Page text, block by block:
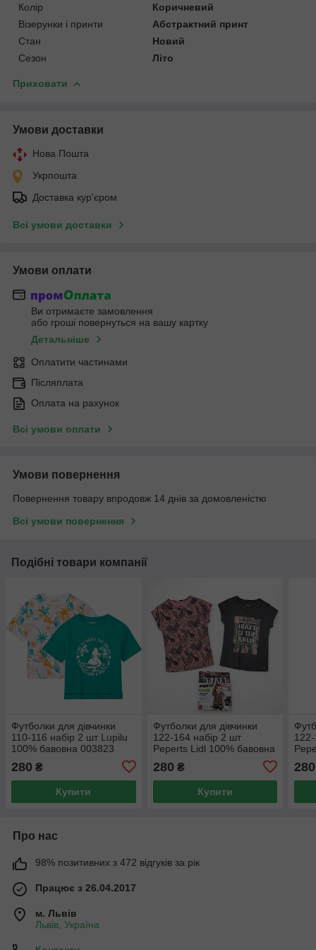
Колір
Коричневий
Візерунки і принти
Абстрактний принт
Стан
Новий
Сезон
Літо
Приховати
Умови доставки
Нова Пошта
Укрпошта
Доставка кур'єром
Всі умови доставки
Умови оплати
Ви отримаєте замовлення
або гроші повернуться на вашу картку
Детальніше
Оплатити частинами
Післяплата
Оплата на рахунок
Всі умови оплати
Умови повернення
Повернення товару впродовж 14 днів за домовленістю
Всі умови повернення
Подібні товари компанії
Футболки для дівчинки
110-116 набір 2 шт Lupilu
100% бавовна 003823
280 ₴
Купити
Футболки для дівчинки
122-164 набір 2 шт
Peperts Lidl 100% бавовна
280 ₴
Купити
280
Про нас
98% позитивних з 472 відгуків за рік
Працює з 26.04.2017
м. Львів
Львів, Україна